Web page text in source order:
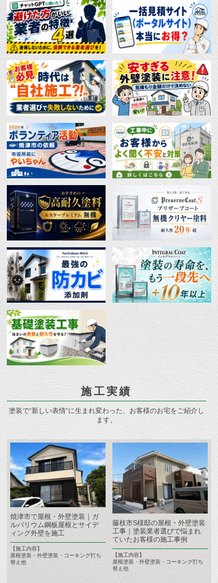
施工実績
塗装で“新しい表情”に生まれ変わった、お客様のお宅をご紹介し
ます。
焼津市で屋根・外壁塗装｜ガ
ルバリウム鋼板屋根とサイデ
ィング外壁を施工
【施工内容】
屋根塗装・外壁塗装・コーキング打ち
替え他
藤枝市S様邸の屋根・外壁塗装
工事｜塗装業者選びで悩まれ
ていたお客様の施工事例
【施工内容】
屋根塗装・外壁塗装・コーキング打ち
替え他